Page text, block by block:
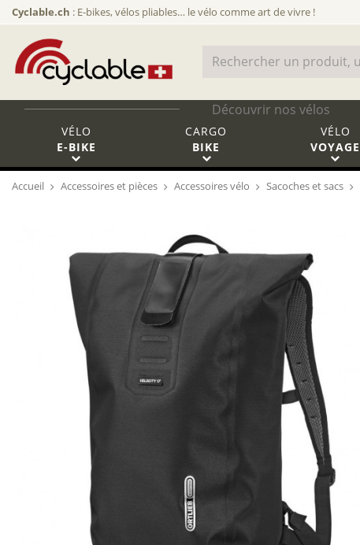
Cyclable.ch : E-bikes, vélos pliables… le vélo comme art de vivre !
Découvrir nos vélos
VÉLO
E-BIKE
CARGO
BIKE
VÉLO
VOYAGE
Accueil Accessoires et pièces Accessoires vélo Sacoches et sacs